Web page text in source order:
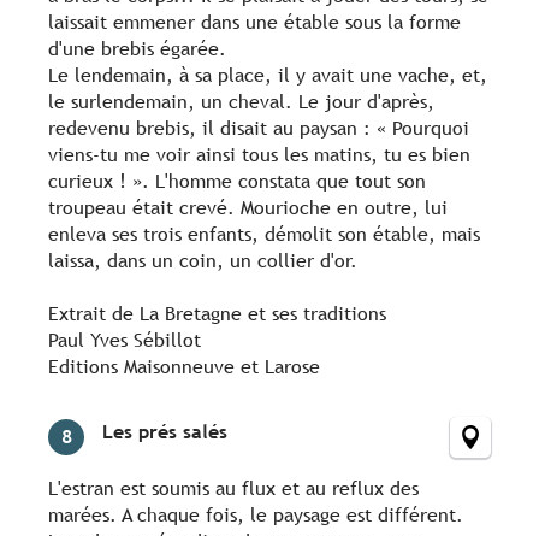
laissait emmener dans une étable sous la forme
d'une brebis égarée.
Le lendemain, à sa place, il y avait une vache, et,
le surlendemain, un cheval. Le jour d'après,
redevenu brebis, il disait au paysan : « Pourquoi
viens-tu me voir ainsi tous les matins, tu es bien
curieux ! ». L'homme constata que tout son
troupeau était crevé. Mourioche en outre, lui
enleva ses trois enfants, démolit son étable, mais
laissa, dans un coin, un collier d'or.
Extrait de La Bretagne et ses traditions
Paul Yves Sébillot
Editions Maisonneuve et Larose
8 Les prés salés
L'estran est soumis au flux et au reflux des
marées. A chaque fois, le paysage est différent.